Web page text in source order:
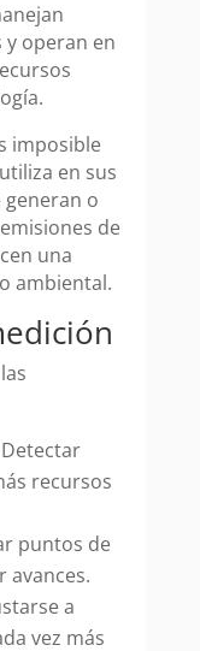
operan en
imposible
en sus
o
de
una
ambiental.
Detectar
recursos
puntos de
avances.
a
vez más